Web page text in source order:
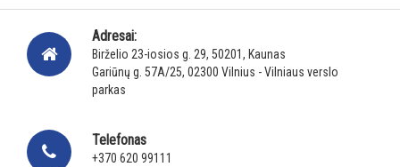
Adresai:
Birželio 23-iosios g. 29, 50201, Kaunas
Gariūnų g. 57A/25, 02300 Vilnius - Vilniaus verslo
parkas
Telefonas
+370 620 99111